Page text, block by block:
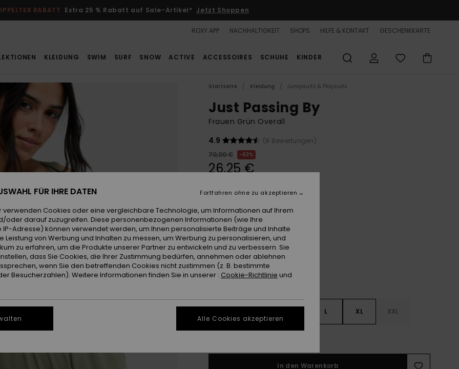
RABATT Extra 25 % Rabatt auf Sale-Artikel* Jetzt Shoppen
ROXY APP NACHHALTIGKEIT SHOPS HILFE & KONTAKT GESCHENKKARTE
KLEIDUNG SWIM SURF SNOW ACTIVE ACCESSOIRES SCHUHE KINDER
Startseite Kleidung Jumpsuits & Playsuits
Just Passing By
Frauen Grün Overall
4.9
(8 Bewertungen)
70,00 €
63%
26,25 €
DOPPELTER RABATT 25% EXTRA
FarbeOil Green
L XL XXL
In den Warenkorb
FÜR IHRE DATEN
verwenden Cookies oder eine vergleichbare Technologie, um Informationen auf Ihrem
oder darauf zuzugreifen. Diese personenbezogenen Informationen (wie Ihre
IP-Adresse) können verwendet werden, um Ihnen personalisierte Beiträge und Inhalte
Leistung von Werbung und Inhalten zu messen, um Werbung zu personalisieren, und
zu erfahren, um die Produkte unserer Partner zu entwickeln und zu verbessern. Sie
dass Sie Cookies, die Ihrer Zustimmung bedürfen, annehmen oder ablehnen
wenn Sie den betreffenden Cookies nicht zustimmen (z. B. bestimmte
Besucherzahlen). Weitere Informationen finden Sie in unserer : Cookie-Richtlinie und
Fortfahren ohne zu akzeptieren
Alle Cookies akzeptieren